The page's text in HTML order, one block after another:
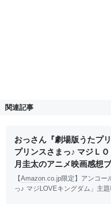
関連記事
おっさん『劇場版うたプ
プリンスさまっ♪ マジＬ
月圭太のアニメ映画感想
【Amazon.co.jp限定】アンコー
っ♪ マジLOVEキングダム」主